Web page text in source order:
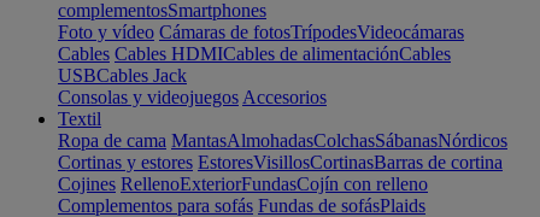
complementosSmartphones
Foto y vídeo Cámaras de fotosTrípodesVideocámaras
Cables Cables HDMICables de alimentaciónCables
USBCables Jack
Consolas y videojuegos Accesorios
Textil
Ropa de cama MantasAlmohadasColchasSábanasNórdicos
Cortinas y estores EstoresVisillosCortinasBarras de cortina
Cojines RellenoExteriorFundasCojín con relleno
Complementos para sofás Fundas de sofásPlaids